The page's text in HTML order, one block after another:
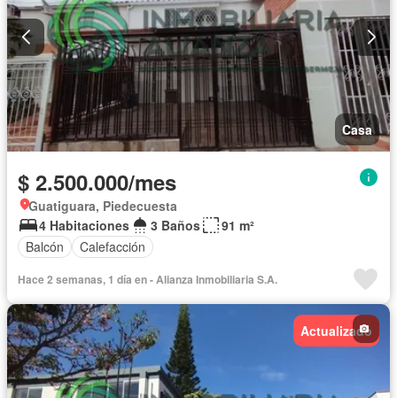
Casa
$ 2.500.000/mes
Guatiguara, Piedecuesta
4 Habitaciones
3 Baños
91 m²
Balcón
Calefacción
Hace 2 semanas, 1 día en - Alianza Inmobiliaria S.A.
Actualizado